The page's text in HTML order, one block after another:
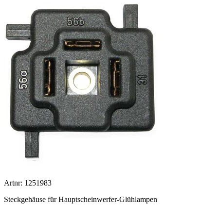
Artnr: 1251983
Steckgehäuse für Hauptscheinwerfer-Glühlampen